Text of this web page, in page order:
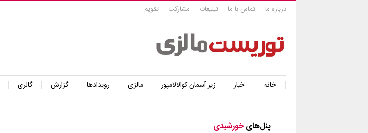
درباره ما تماس با ما تبلیغات مشارکت تقویم
خانه اخبار زیر آسمان کوالالامپور مالزی رویدادها گزارش گالری
پنل‌های خورشیدی